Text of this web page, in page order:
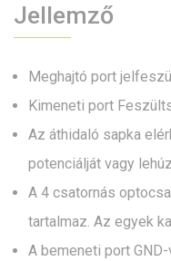
Jellemző
Meghajtó port
Kimeneti port
Az áthidaló sapka
potenciálját vagy
A 4 csatornás
tartalmaz. Az egyek
A bemeneti port